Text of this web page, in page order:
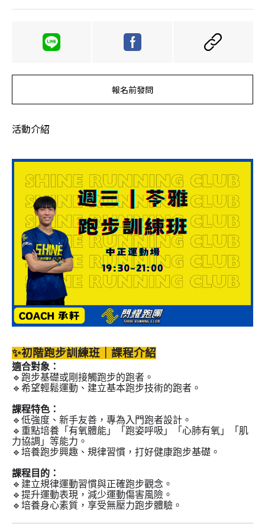
報名前發問
活動介紹
✨初階跑步訓練班｜課程介紹
適合對象：
🔹跑步基礎或剛接觸跑步的跑者。
🔹希望輕鬆運動、建立基本跑步技術的跑者。
課程特色：
🔹低強度、新手友善，專為入門跑者設計。
🔹重點培養「有氧體能」「跑姿呼吸」「心肺有氧」「肌
力協調」等能力。
🔹培養跑步興趣、規律習慣，打好健康跑步基礎。
課程目的：
🔹建立規律運動習慣與正確跑步觀念。
🔹提升運動表現，減少運動傷害風險。
🔹培養身心素質，享受無壓力跑步體驗。